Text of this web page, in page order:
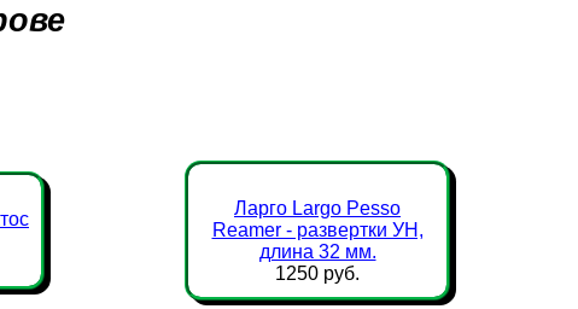
Ларго Largo Pesso
Reamer - развертки УН,
длина 32 мм.
1250 руб.